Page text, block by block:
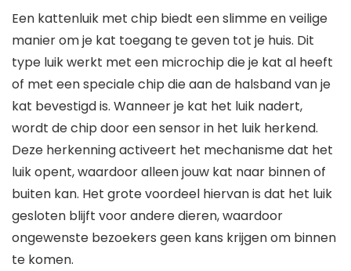
Een kattenluik met chip biedt een slimme en veilige
manier om je kat toegang te geven tot je huis. Dit
type luik werkt met een microchip die je kat al heeft
of met een speciale chip die aan de halsband van je
kat bevestigd is. Wanneer je kat het luik nadert,
wordt de chip door een sensor in het luik herkend.
Deze herkenning activeert het mechanisme dat het
luik opent, waardoor alleen jouw kat naar binnen of
buiten kan. Het grote voordeel hiervan is dat het luik
gesloten blijft voor andere dieren, waardoor
ongewenste bezoekers geen kans krijgen om binnen
te komen.